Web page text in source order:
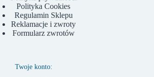
Polityka Cookies
Regulamin Sklepu
Reklamacje i zwroty
Formularz zwrotów
Twoje konto: